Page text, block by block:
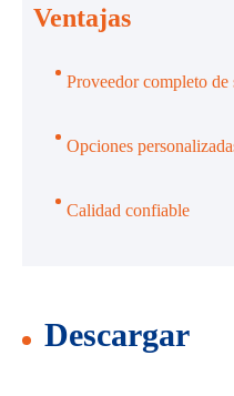
Ventajas
Proveedor completo de
Opciones
Calidad confiable
Descargar